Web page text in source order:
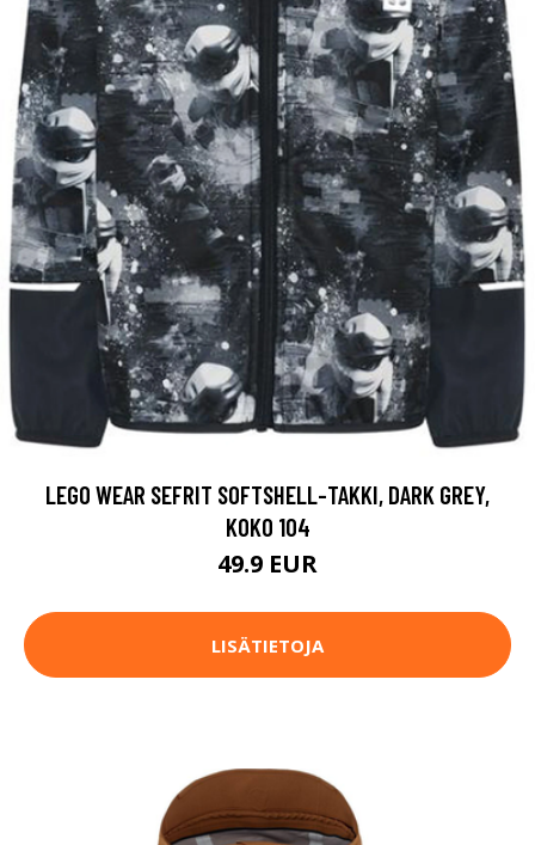
LEGO WEAR SEFRIT SOFTSHELL-TAKKI, DARK GREY,
KOKO 104
49.9 EUR
LISÄTIETOJA